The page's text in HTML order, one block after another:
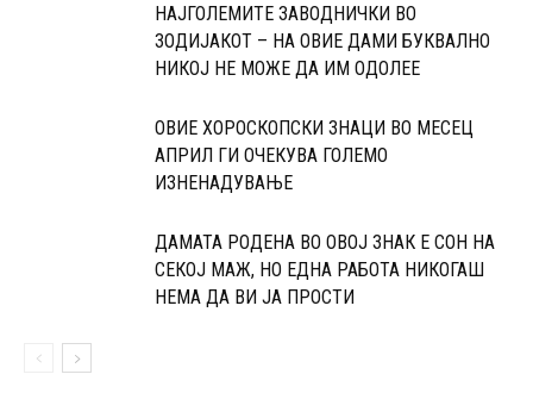
НАЈГОЛЕМИТЕ ЗАВОДНИЧКИ ВО
ЗОДИЈАКОТ – НА ОВИЕ ДАМИ БУКВАЛНО
НИКОЈ НЕ МОЖЕ ДА ИМ ОДОЛЕЕ
ОВИЕ ХОРОСКОПСКИ ЗНАЦИ ВО МЕСЕЦ
АПРИЛ ГИ ОЧЕКУВА ГОЛЕМО
ИЗНЕНАДУВАЊЕ
ДАМАТА РОДЕНА ВО ОВОЈ ЗНАК Е СОН НА
СЕКОЈ МАЖ, НО ЕДНА РАБОТА НИКОГАШ
НЕМА ДА ВИ ЈА ПРОСТИ